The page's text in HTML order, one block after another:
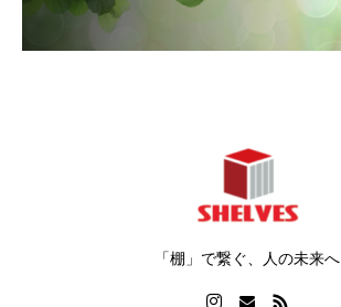
「棚」で繋ぐ、人の未来へ